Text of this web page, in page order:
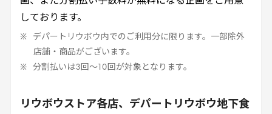
しております。
デパートリウボウ内でのご利用分に限ります。一部除外
店舗・商品がございます。
分割払いは3 回～ 10 回が対象となります。
リウボウストア各店、デパートリウボウ地下食